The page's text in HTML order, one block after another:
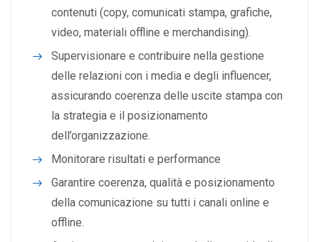
contenuti (copy, comunicati stampa, grafiche,
video, materiali offline e merchandising).
Supervisionare e contribuire nella gestione
delle relazioni con i media e degli influencer,
assicurando coerenza delle uscite stampa con
la strategia e il posizionamento
dell’organizzazione.
Monitorare risultati e performance
Garantire coerenza, qualità e posizionamento
della comunicazione su tutti i canali online e
offline.